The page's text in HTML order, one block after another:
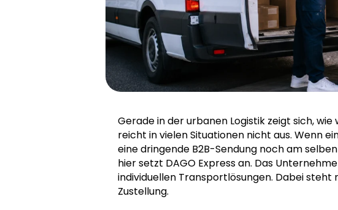
Gerade in der urbanen Logistik zeigt sich,
reicht in vielen Situationen nicht aus. Wenn
eine dringende B2B-Sendung noch am
hier setzt DAGO Express an. Das
individuellen Transportlösungen. Dabei
Zustellung.